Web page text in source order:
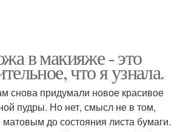
в макияже - это
что я узнала.
снова придумали новое красивое
пудры. Но нет, смысл не в том,
до состояния листа бумаги.